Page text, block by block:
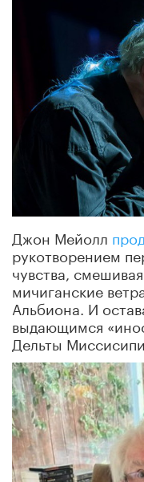
Джон Мейолл
рукотворением
чувства,
мичиганские
Альбиона. И
выдающимся
Дельты Миссисипи.